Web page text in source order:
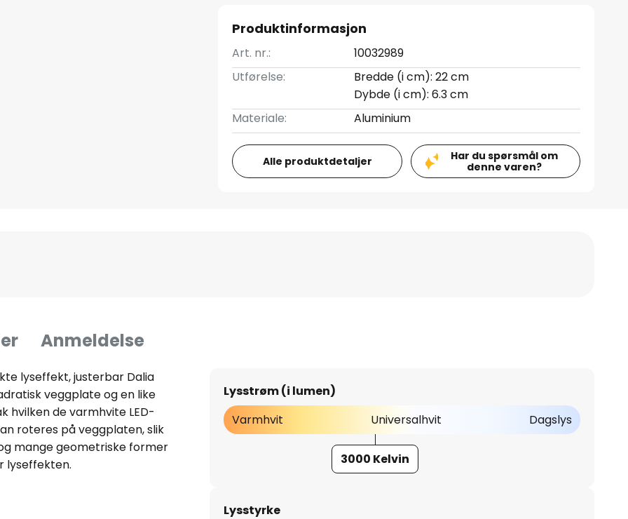
Produktinformasjon
Art. nr.:
10032989
Utførelse:
Bredde (i cm): 22 cm
Dybde (i cm): 6.3 cm
Materiale:
Aluminium
Alle produktdetaljer
Har du spørsmål om
denne varen?
Anmeldelse
lyseffekt, justerbar Dalia
veggplate og en like
hvilken de varmhvite LED-
roteres på veggplaten, slik
mange geometriske former
lyseffekten.
Lysstrøm (i lumen)
Varmhvit
Universalhvit Dagslys
3000 Kelvin
Lysstyrke